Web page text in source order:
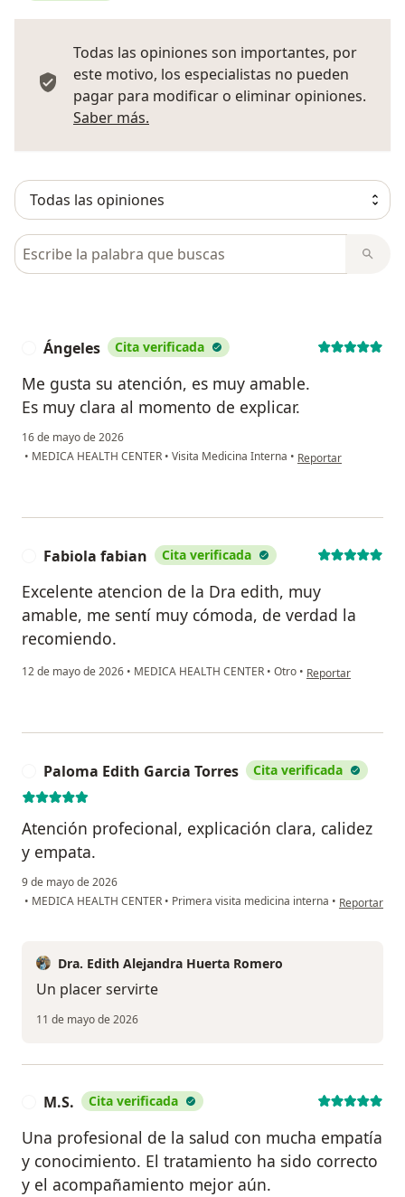
Todas las opiniones son importantes, por
este motivo, los especialistas no pueden
pagar para modificar o eliminar opiniones.
Saber más.
Busca en opiniones
Ángeles Cita verificada
Me gusta su atención, es muy amable.
Es muy clara al momento de explicar.
16 de mayo de 2026
• MEDICA HEALTH CENTER • Visita Medicina Interna • en opinión del
Reportar
Fabiola fabian Cita verificada
Excelente atencion de la Dra edith, muy
amable, me sentí muy cómoda, de verdad la
recomiendo.
12 de mayo de 2026 • MEDICA HEALTH CENTER • Otro • en opinión del
Reportar
Paloma Edith Garcia Torres Cita verificada
Atención profecional, explicación clara, calidez
y empata.
9 de mayo de 2026
• MEDICA HEALTH CENTER • Primera visita medicina interna • en opinión
Reportar
Dra. Edith Alejandra Huerta Romero
Un placer servirte
11 de mayo de 2026
M.S. Cita verificada
Una profesional de la salud con mucha empatía
y conocimiento. El tratamiento ha sido correcto
y el acompañamiento mejor aún.